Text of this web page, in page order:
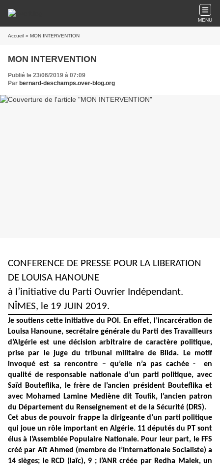
MENU
Accueil » MON INTERVENTION
MON INTERVENTION
Publié le 23/06/2019 à 07:09
Par bernard-deschamps.over-blog.org
CONFERENCE DE PRESSE POUR LA LIBERATION
DE LOUISA HANOUNE
à l’initiative du Parti Ouvrier Indépendant.
NÎMES, le 19 JUIN 2019.
Je soutiens cette initiative du POI. En effet, l’incarcération de
Louisa Hanoune, secrétaire générale du Parti des Travailleurs
d’Algérie est une décision arbitraire de caractère politique,
prise par le juge du tribunal militaire de Blida. Le motif
invoqué est sa rencontre – qu’elle n’a pas cachée - en
qualité de responsable nationale d’un parti politique, avec
Saïd Bouteflika, le frère de l’ancien président Bouteflika et
avec Mohamed Lamine Mediène dit Toufik, l’ancien patron
du Département du Renseignement et de la Sécurité (DRS).
Cet abus de pouvoir frappe la dirigeante d’un parti politique
qui joue un rôle important en Algérie. 11 députés du PT sont
élus à l’Assemblée Populaire Nationale. Pour leur part, le FFS
créé par Aït Ahmed (membre de l’Internationale Socialiste) a
14 sièges; le RCD (laïc), 9 ; l’ANR créée par Redha Malek, un